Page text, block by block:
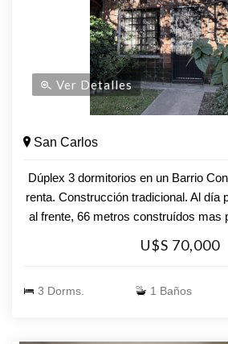
Ver Detalles
San Carlos
Dúplex 3 dormitorios en un Barrio
renta. Construcción tradicional. Al día
al frente, 66 metros construídos mas
exclusivo. Con una orientación
luminosidad natural durante todo el
La cocina definida se integra
U$S 70,000
3 Dorms. 1 Baños